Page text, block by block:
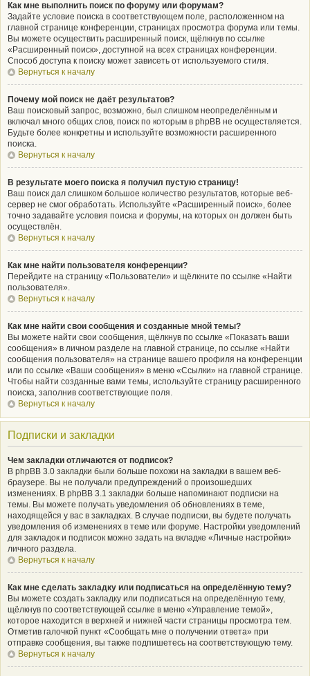
Как мне выполнить поиск по форуму или форумам?
Задайте условие поиска в соответствующем поле, расположенном на
главной странице конференции, страницах просмотра форума или темы.
Вы можете осуществить расширенный поиск, щёлкнув по ссылке
«Расширенный поиск», доступной на всех страницах конференции.
Способ доступа к поиску может зависеть от используемого стиля.
Вернуться к началу
Почему мой поиск не даёт результатов?
Ваш поисковый запрос, возможно, был слишком неопределённым и
включал много общих слов, поиск по которым в phpBB не осуществляется.
Будьте более конкретны и используйте возможности расширенного
поиска.
Вернуться к началу
В результате моего поиска я получил пустую страницу!
Ваш поиск дал слишком большое количество результатов, которые веб-
сервер не смог обработать. Используйте «Расширенный поиск», более
точно задавайте условия поиска и форумы, на которых он должен быть
осуществлён.
Вернуться к началу
Как мне найти пользователя конференции?
Перейдите на страницу «Пользователи» и щёлкните по ссылке «Найти
пользователя».
Вернуться к началу
Как мне найти свои сообщения и созданные мной темы?
Вы можете найти свои сообщения, щёлкнув по ссылке «Показать ваши
сообщения» в личном разделе на главной странице, по ссылке «Найти
сообщения пользователя» на странице вашего профиля на конференции
или по ссылке «Ваши сообщения» в меню «Ссылки» на главной странице.
Чтобы найти созданные вами темы, используйте страницу расширенного
поиска, заполнив соответствующие поля.
Вернуться к началу
Подписки и закладки
Чем закладки отличаются от подписок?
В phpBB 3.0 закладки были больше похожи на закладки в вашем веб-
браузере. Вы не получали предупреждений о произошедших
изменениях. В phpBB 3.1 закладки больше напоминают подписки на
темы. Вы можете получать уведомления об обновлениях в теме,
находящейся у вас в закладках. В случае подписки, вы будете получать
уведомления об изменениях в теме или форуме. Настройки уведомлений
для закладок и подписок можно задать на вкладке «Личные настройки»
личного раздела.
Вернуться к началу
Как мне сделать закладку или подписаться на определённую тему?
Вы можете создать закладку или подписаться на определённую тему,
щёлкнув по соответствующей ссылке в меню «Управление темой»,
которое находится в верхней и нижней части страницы просмотра тем.
Отметив галочкой пункт «Сообщать мне о получении ответа» при
отправке сообщения, вы также подпишетесь на соответствующую тему.
Вернуться к началу